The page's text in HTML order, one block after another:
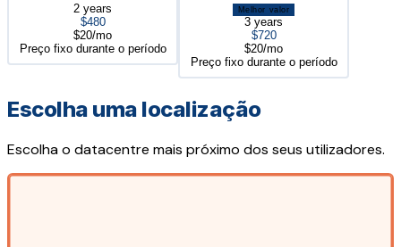
2 years
$480
$20/mo
Preço fixo durante o período
Melhor valor
3 years
$720
$20/mo
Preço fixo durante o período
Escolha uma localização
Escolha o datacentre mais próximo dos seus utilizadores.